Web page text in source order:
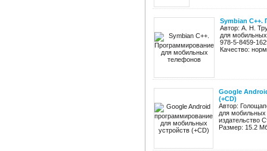
Symbian
Автор: А. Н.
для
978-5-8459-
Качество:
Google
(+CD)
Автор:
для мобильных
издательство
Размер: 15.2